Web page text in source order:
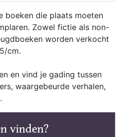
boeken die plaats moeten
Zowel fictie als non-
worden verkocht
cm.
en vind je gading tussen
waargebeurde verhalen,
vinden?